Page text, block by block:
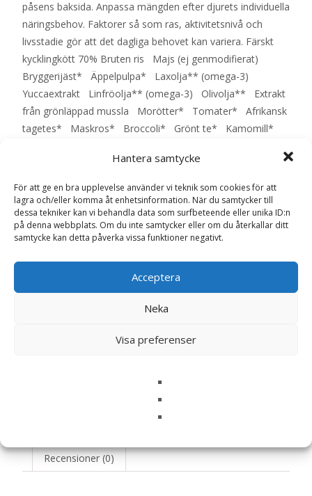
Hantera samtycke
För att ge en bra upplevelse använder vi teknik som cookies för att
lagra och/eller komma åt enhetsinformation. När du samtycker till
dessa tekniker kan vi behandla data som surfbeteende eller unika ID:n
på denna webbplats. Om du inte samtycker eller om du återkallar ditt
samtycke kan detta påverka vissa funktioner negativt.
Acceptera
Neka
Visa preferenser
påsens baksida. Anpassa mängden efter djurets individuella
näringsbehov. Faktorer så som ras, aktivitetsnivå och
livsstadie gör att det dagliga behovet kan variera. Färskt
kycklingkött 70% Bruten ris Majs (ej genmodifierat)
Bryggerijäst* Äppelpulpa* Laxolja** (omega-3)
Yuccaextrakt Linfröolja** (omega-3) Olivolja** Extrakt
från grönläppad mussla Morötter* Tomater* Afrikansk
tagetes* Maskros* Broccoli* Grönt te* Kamomill*
Kaliumklorid *Torkad Näringsinnehåll Procent Råprotein
26% Råfett 16% Råaska 7,9% Växttråd 2% Kalcium 1,5%
Fosfor 1% Fukt (naturlig) 19% Vikt Mängd 0 – 30 kg 30 –
55 g 30 – 50 kg 55 – 85 g 50 – 75 kg 85 – 115 g 75 –
100 kg 115 – 150 g 100 – 125 kg 150 – 165 g 125 – 150
– 425 g 400 – 600 kg 425 – 600 g 600 – 800 kg 600 –
750 g – EAN: 4260208740047
LÄS MERA & KÖP
Recensioner (0)